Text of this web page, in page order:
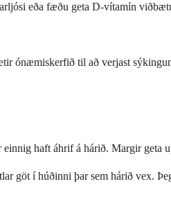
eða fæðu geta D-vítamín
ónæmiskerfið til að verjast
haft áhrif á hárið. Margir geta
göt í húðinni þar sem hárið vex.